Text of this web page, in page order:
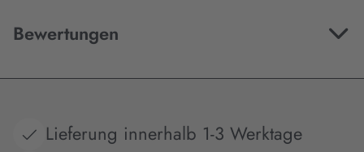
Bewertungen
Lieferung innerhalb 1-3 Werktage